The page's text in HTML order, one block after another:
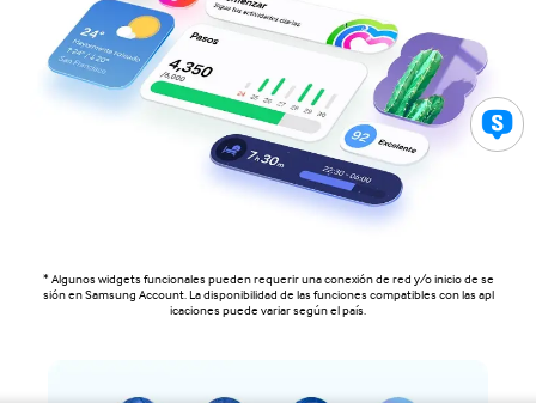
* Algunos widgets funcionales pueden requerir una conexión de red y/o inicio de se
sión en Samsung Account. La disponibilidad de las funciones compatibles con las apl
icaciones puede variar según el país.